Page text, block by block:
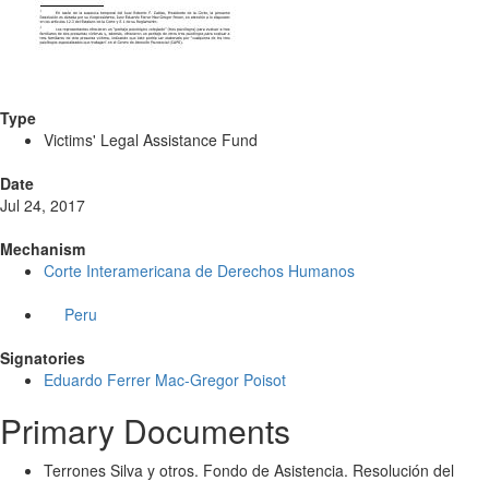
Type
Victims' Legal Assistance Fund
Date
Jul 24, 2017
Mechanism
Corte Interamericana de Derechos Humanos
Peru
Signatories
Eduardo Ferrer Mac-Gregor Poisot
Primary Documents
Terrones Silva y otros. Fondo de Asistencia. Resolución del